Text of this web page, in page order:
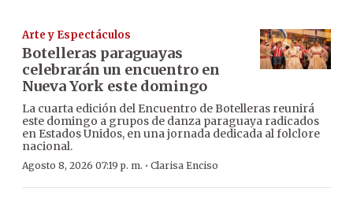
Arte y Espectáculos
Botelleras paraguayas
celebrarán un encuentro en
Nueva York este domingo
La cuarta edición del Encuentro de Botelleras reunirá
este domingo a grupos de danza paraguaya radicados
en Estados Unidos, en una jornada dedicada al folclore
nacional.
Agosto 8, 2026 07:19 p. m. · Clarisa Enciso